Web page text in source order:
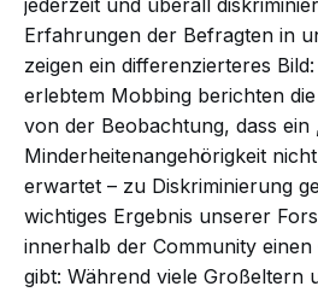
Erfahrungen der Befragten in
zeigen ein differenzierteres
erlebtem Mobbing berichten
von der Beobachtung, dass ein
Minderheitenangehörigkeit
erwartet – zu Diskriminierung
wichtiges Ergebnis unserer
innerhalb der Community
gibt: Während viele Großeltern